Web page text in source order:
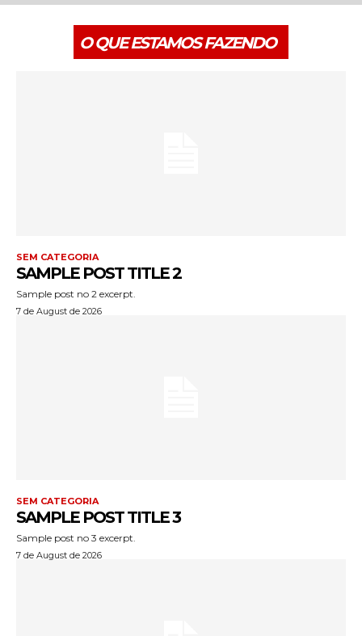
O QUE ESTAMOS FAZENDO
SEM CATEGORIA
SAMPLE POST TITLE 2
Sample post no 2 excerpt.
7 de August de 2026
SEM CATEGORIA
SAMPLE POST TITLE 3
Sample post no 3 excerpt.
7 de August de 2026